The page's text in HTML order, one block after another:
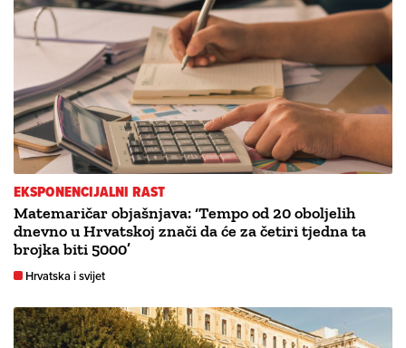
EKSPONENCIJALNI RAST
Matemaričar objašnjava: ‘Tempo od 20 oboljelih
dnevno u Hrvatskoj znači da će za četiri tjedna ta
brojka biti 5000’
Hrvatska i svijet